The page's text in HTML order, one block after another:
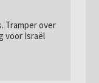
Tramper over
voor Israël